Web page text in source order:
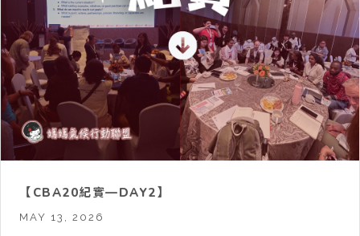
【CBA20紀實—DAY2】
MAY 13, 2026